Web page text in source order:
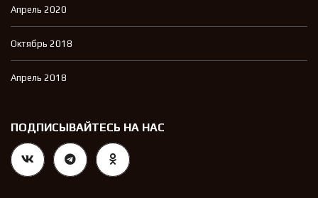
Апрель 2020
Октябрь 2018
Апрель 2018
ПОДПИСЫВАЙТЕСЬ НА НАС